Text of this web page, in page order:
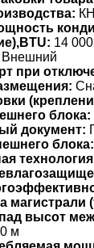
14 000
Внешний
при
блока:
документ:
блока:
магистрали
высот
м